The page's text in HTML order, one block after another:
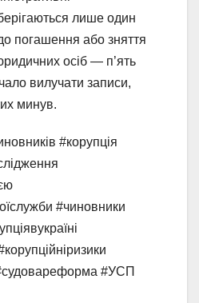
лише один
погашення або зняття
осіб — п’ять
вилучати записи,
минув.
#корупція
#чиновники
#УСП